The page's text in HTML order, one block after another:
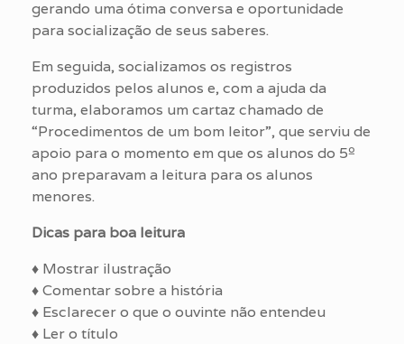
gerando uma ótima conversa e oportunidade
para socialização de seus saberes.
Em seguida, socializamos os registros
produzidos pelos alunos e, com a ajuda da
turma, elaboramos um cartaz chamado de
“Procedimentos de um bom leitor”, que serviu de
apoio para o momento em que os alunos do 5º
ano preparavam a leitura para os alunos
menores.
Dicas para boa leitura
♦ Mostrar ilustração
♦ Comentar sobre a história
♦ Esclarecer o que o ouvinte não entendeu
♦ Ler o título